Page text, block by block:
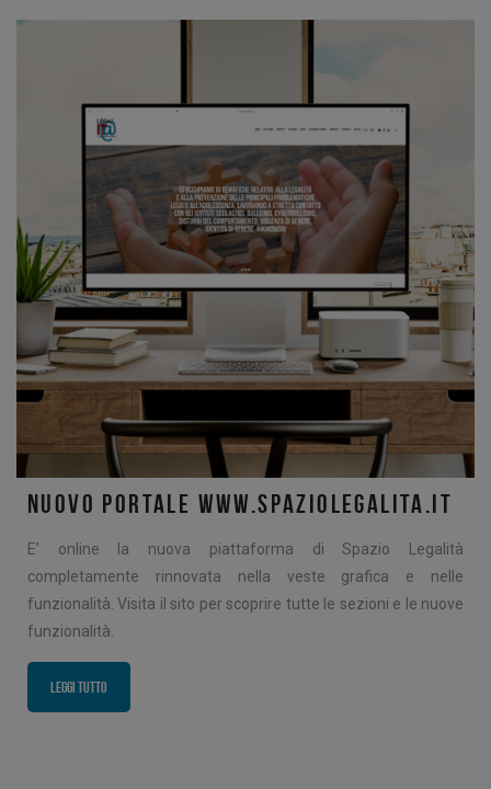
NUOVO PORTALE WWW.SPAZIOLEGALITA.IT
E’ online la nuova piattaforma di Spazio Legalità
completamente rinnovata nella veste grafica e nelle
funzionalità. Visita il sito per scoprire tutte le sezioni e le nuove
funzionalità.
Leggi tutto